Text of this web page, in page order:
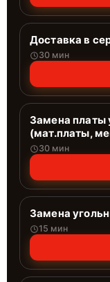
Доставка в
30 мин
Замена платы
(мат.платы,
30 мин
Замена
15 мин